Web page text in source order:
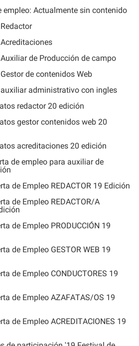
empleo: Actualmente sin contenido
de Producción de campo
de contenidos Web
administrativo con ingles
redactor 20 edición
gestor contenidos web 20
acreditaciones 20 edición
de empleo para auxiliar de
de Empleo REDACTOR 19 Edición
de Empleo REDACTOR/A
de Empleo PRODUCCIÓN 19
de Empleo GESTOR WEB 19
de Empleo CONDUCTORES 19
de Empleo AZAFATAS/OS 19
de Empleo ACREDITACIONES 19